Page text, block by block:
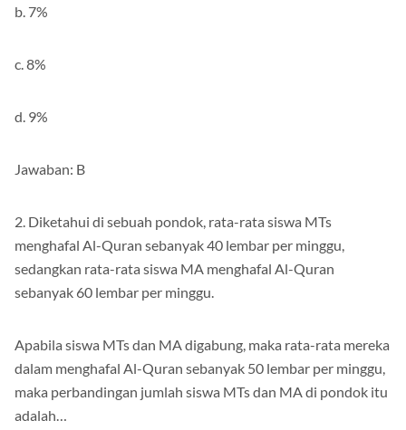
b. 7%
c. 8%
d. 9%
Jawaban: B
2. Diketahui di sebuah pondok, rata-rata siswa MTs
menghafal Al-Quran sebanyak 40 lembar per minggu,
sedangkan rata-rata siswa MA menghafal Al-Quran
sebanyak 60 lembar per minggu.
Apabila siswa MTs dan MA digabung, maka rata-rata mereka
dalam menghafal Al-Quran sebanyak 50 lembar per minggu,
maka perbandingan jumlah siswa MTs dan MA di pondok itu
adalah…